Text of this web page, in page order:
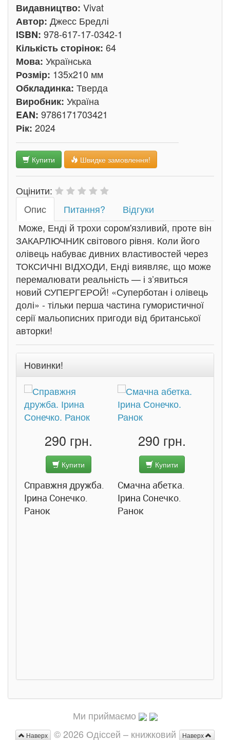
Видавництво: Vivat
Автор: Джесс Бредлі
ISBN: 978-617-17-0342-1
Кількість сторінок: 64
Мова: Українська
Розмір: 135х210 мм
Обкладинка: Тверда
Виробник: Україна
EAN: 9786171703421
Рік: 2024
Купити Швидке замовлення!
Оцінити:
Oпис
Питання?
Відгуки
Може, Енді й трохи сором'язливий, проте він
ЗАКАРЛЮЧНИК світового рівня. Коли його
олівець набуває дивних властивостей через
ТОКСИЧНІ ВІДХОДИ, Енді виявляє, що може
перемалювати реальність — і з’явиться
новий СУПЕРГЕРОЙ! «Суперботан і олівець
долі» - тільки перша частина гумористичної
серії мальописних пригоди від британської
авторки!
Новинки!
290 грн.
Купити
Справжня дружба.
Ірина Сонечко.
Ранок
290 грн.
Купити
Смачна абетка.
Ірина Сонечко.
Ранок
Ми приймаємо
Наверх
Наверх © 2026 Одіссей – книжковий